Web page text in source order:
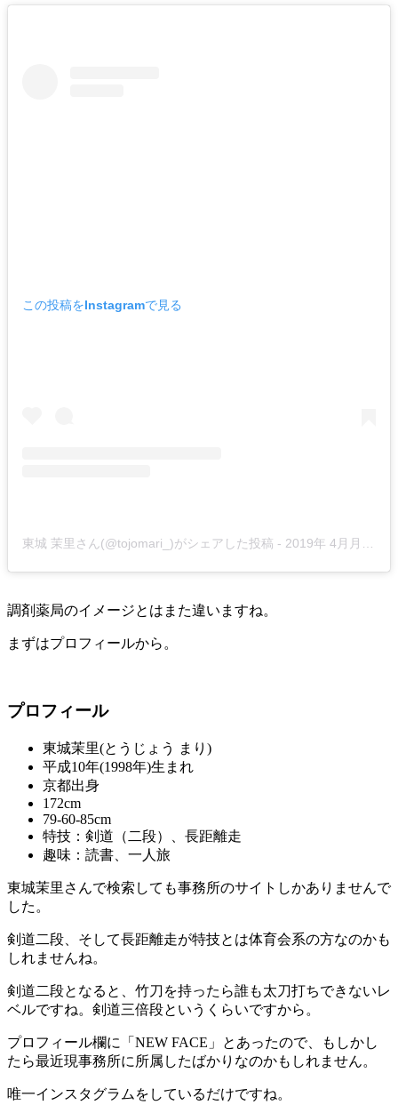
この投稿をInstagramで見る
東城 茉里さん(@tojomari_)がシェアした投稿 - 2019年 4月月22日午前1時14分PDT
調剤薬局のイメージとはまた違いますね。
まずはプロフィールから。
プロフィール
東城茉里(とうじょう まり)
平成10年(1998年)生まれ
京都出身
172cm
79‐60‐85cm
特技：剣道（二段）、長距離走
趣味：読書、一人旅
東城茉里さんで検索しても事務所のサイトしかありませんで
した。
剣道二段、そして長距離走が特技とは体育会系の方なのかも
しれませんね。
剣道二段となると、竹刀を持ったら誰も太刀打ちできないレ
ベルですね。剣道三倍段というくらいですから。
プロフィール欄に「NEW FACE」とあったので、もしかし
たら最近現事務所に所属したばかりなのかもしれません。
唯一インスタグラムをしているだけですね。